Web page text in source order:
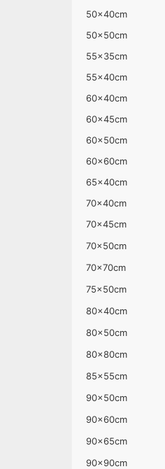
50x40cm
50x50cm
55x35cm
55x40cm
60x40cm
60x45cm
60x50cm
60x60cm
65x40cm
70x40cm
70x45cm
70x50cm
70x70cm
75x50cm
80x40cm
80x50cm
80x80cm
85x55cm
90x50cm
90x60cm
90x65cm
90x90cm